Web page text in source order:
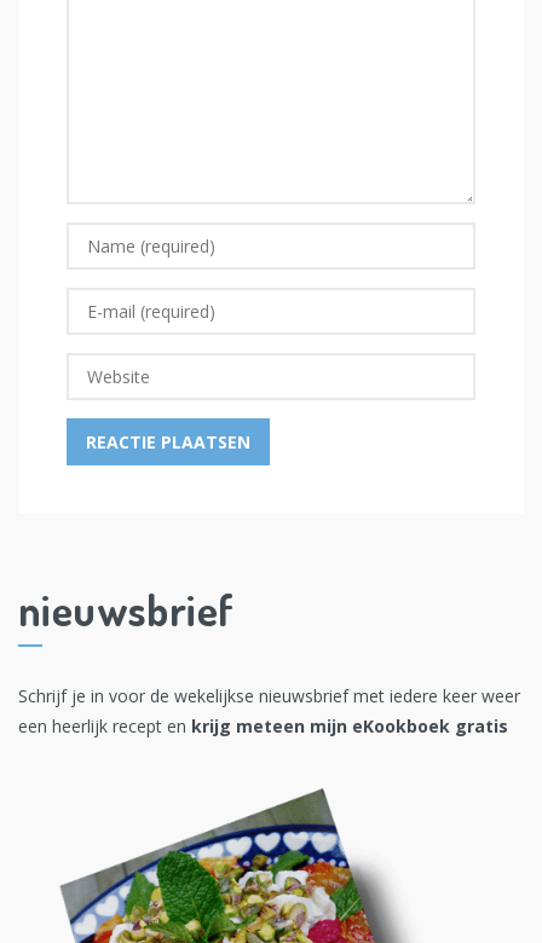
nieuwsbrief
Schrijf je in voor de wekelijkse nieuwsbrief met iedere keer weer
een heerlijk recept en krijg meteen mijn eKookboek gratis